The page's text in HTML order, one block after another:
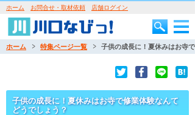
ホーム お問合せ・取材依頼 店舗ログイン
ホーム 特集ページ一覧 子供の成長に！夏休みはお寺
子供の成長に！夏休みはお寺で修業体験なんて
どうでしょう？